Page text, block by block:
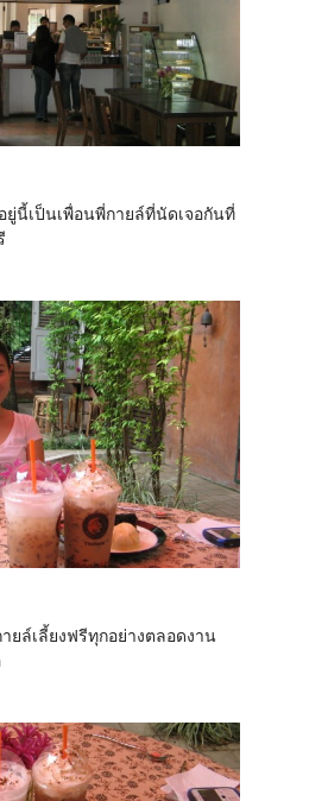
นี้เป็นเพื่อนพี่กายล์ที่นัดเจอกันที่
ยล์เลี้ยงฟรีทุกอย่างตลอดงาน